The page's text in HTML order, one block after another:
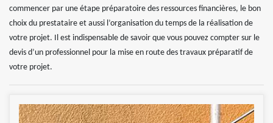
commencer par une étape préparatoire des ressources financières, le bon
choix du prestataire et aussi l’organisation du temps de la réalisation de
votre projet. Il est indispensable de savoir que vous pouvez compter sur le
devis d’un professionnel pour la mise en route des travaux préparatif de
votre projet.